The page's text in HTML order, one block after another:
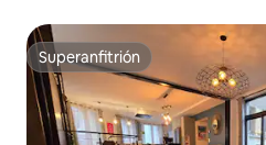
Superanfitrión
Superanfitrión